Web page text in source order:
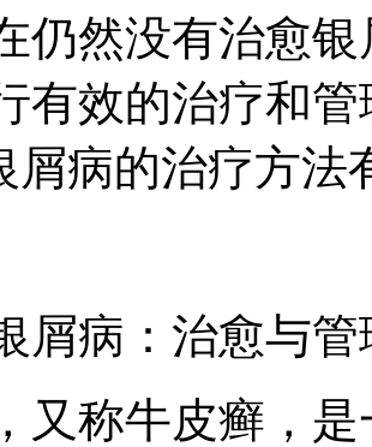
仍然没有治愈
有效的治疗和
屑病的治疗方法
屑病：治愈与管
又称牛皮癣，